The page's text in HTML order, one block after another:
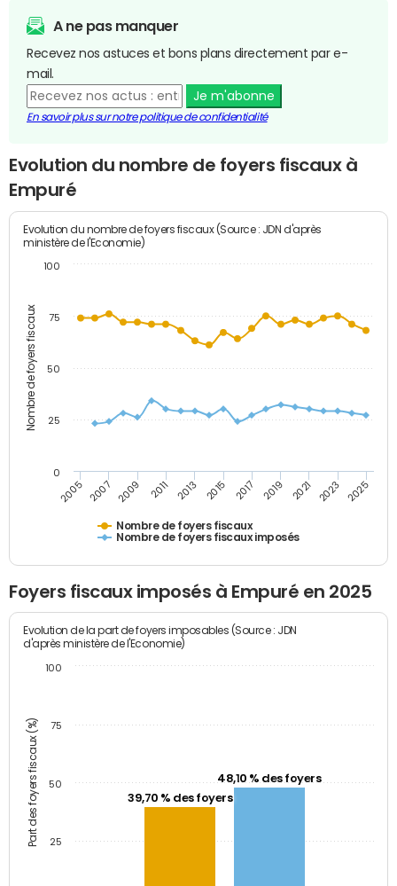
A ne pas manquer
Recevez nos astuces et bons plans directement par e-
mail.
Je m'abonne
En savoir plus sur notre politique de confidentialité
Evolution du nombre de foyers fiscaux à
Empuré
Nombre de foyers fiscaux
Evolution du nombre de foyers fiscaux (Source : JDN d'après
ministère de l'Economie)
Nombre de foyers fiscaux
Nombre de foyers fiscaux imposés
2005 2007 2009 2011 2013 2015 2017 2019 2021 2023 2025
0
25
50
75
100
Foyers fiscaux imposés à Empuré en 2025
Part des foyers fiscaux (%)
Evolution de la part de foyers imposables (Source : JDN
d'après ministère de l'Economie)
39,70 % des foyers
48,10 % des foyers
25
50
75
100